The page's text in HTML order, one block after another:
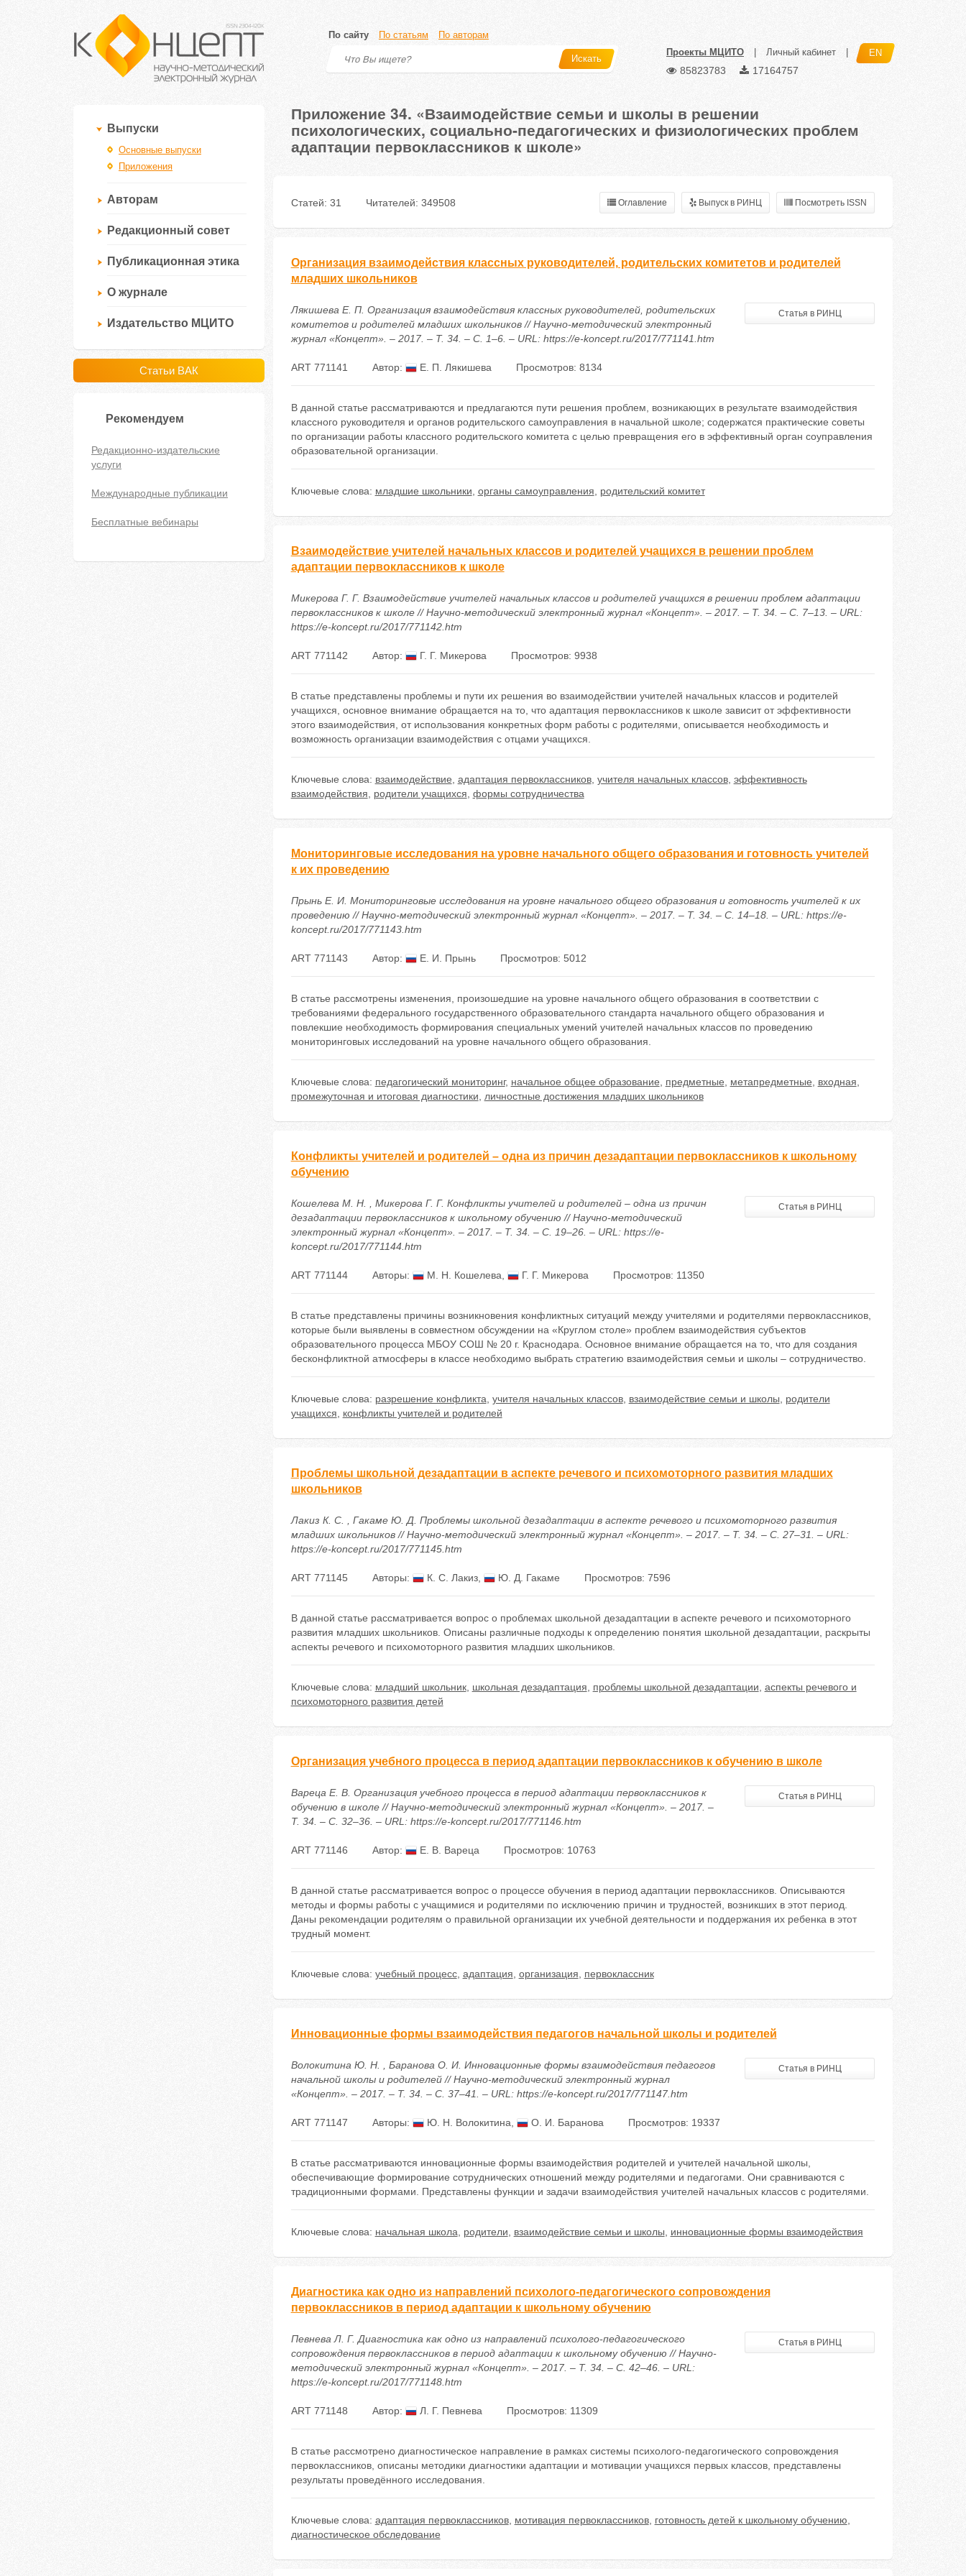
По сайту По статьям По авторам
Искать
Проекты МЦИТО Личный кабинет EN
85823783 17164757
Выпуски
Основные выпуски
Приложения
Авторам
Редакционный совет
Публикационная этика
О журнале
Издательство МЦИТО
Статьи ВАК
Рекомендуем
Редакционно-издательские
услуги
Международные публикации
Бесплатные вебинары
Приложение 34. «Взаимодействие семьи и школы в решении
психологических, социально-педагогических и физиологических проблем
адаптации первоклассников к школе»
Статей: 31 Читателей: 349508 Оглавление Выпуск в РИНЦ Посмотреть ISSN
Организация взаимодействия классных руководителей, родительских комитетов и родителей
младших школьников
Лякишева Е. П. Организация взаимодействия классных руководителей, родительских
комитетов и родителей младших школьников // Научно-методический электронный
журнал «Концепт». – 2017. – Т. 34. – С. 1–6. – URL: https://e-koncept.ru/2017/771141.htm
Статья в РИНЦ
ART 771141 Автор: Е. П. Лякишева Просмотров: 8134
В данной статье рассматриваются и предлагаются пути решения проблем, возникающих в результате взаимодействия
классного руководителя и органов родительского самоуправления в начальной школе; содержатся практические советы
по организации работы классного родительского комитета с целью превращения его в эффективный орган соуправления
образовательной организации.
Ключевые слова: младшие школьники органы самоуправления родительский комитет
Взаимодействие учителей начальных классов и родителей учащихся в решении проблем
адаптации первоклассников к школе
Микерова Г. Г. Взаимодействие учителей начальных классов и родителей учащихся в решении проблем адаптации
первоклассников к школе // Научно-методический электронный журнал «Концепт». – 2017. – Т. 34. – С. 7–13. – URL:
https://e-koncept.ru/2017/771142.htm
ART 771142 Автор: Г. Г. Микерова Просмотров: 9938
В статье представлены проблемы и пути их решения во взаимодействии учителей начальных классов и родителей
учащихся, основное внимание обращается на то, что адаптация первоклассников к школе зависит от эффективности
этого взаимодействия, от использования конкретных форм работы с родителями, описывается необходимость и
возможность организации взаимодействия с отцами учащихся.
Ключевые слова: взаимодействие адаптация первоклассников, учителя начальных классов, эффективность
взаимодействия
родители учащихся формы сотрудничества
Мониторинговые исследования на уровне начального общего образования и готовность учителей
к их проведению
Прынь Е. И. Мониторинговые исследования на уровне начального общего образования и готовность учителей к их
проведению // Научно-методический электронный журнал «Концепт». – 2017. – Т. 34. – С. 14–18. – URL: https://e-
koncept.ru/2017/771143.htm
ART 771143 Автор: Е. И. Прынь Просмотров: 5012
В статье рассмотрены изменения, произошедшие на уровне начального общего образования в соответствии с
требованиями федерального государственного образовательного стандарта начального общего образования и
повлекшие необходимость формирования специальных умений учителей начальных классов по проведению
мониторинговых исследований на уровне начального общего образования.
Ключевые слова: педагогический мониторинг, начальное общее образование предметные метапредметные входная
промежуточная и итоговая диагностики
личностные достижения младших школьников
Конфликты учителей и родителей – одна из причин дезадаптации первоклассников к школьному
обучению
Кошелева М. Н. , Микерова Г. Г. Конфликты учителей и родителей – одна из причин
дезадаптации первоклассников к школьному обучению // Научно-методический
электронный журнал «Концепт». – 2017. – Т. 34. – С. 19–26. – URL: https://e-
koncept.ru/2017/771144.htm
Статья в РИНЦ
ART 771144 Авторы: М. Н. Кошелева Г. Г. Микерова Просмотров: 11350
В статье представлены причины возникновения конфликтных ситуаций между учителями и родителями первоклассников,
которые были выявлены в совместном обсуждении на «Круглом столе» проблем взаимодействия субъектов
образовательного процесса МБОУ СОШ № 20 г. Краснодара. Основное внимание обращается на то, что для создания
бесконфликтной атмосферы в классе необходимо выбрать стратегию взаимодействия семьи и школы – сотрудничество.
Ключевые слова: разрешение конфликта учителя начальных классов, взаимодействие семьи и школы
родители
учащихся
конфликты учителей и родителей
Проблемы школьной дезадаптации в аспекте речевого и психомоторного развития младших
школьников
Лакиз К. С. , Гакаме Ю. Д. Проблемы школьной дезадаптации в аспекте речевого и психомоторного развития
младших школьников // Научно-методический электронный журнал «Концепт». – 2017. – Т. 34. – С. 27–31. – URL:
https://e-koncept.ru/2017/771145.htm
ART 771145 Авторы: К. С. Лакиз, Ю. Д. Гакаме Просмотров: 7596
В данной статье рассматривается вопрос о проблемах школьной дезадаптации в аспекте речевого и психомоторного
развития младших школьников. Описаны различные подходы к определению понятия школьной дезадаптации, раскрыты
аспекты речевого и психомоторного развития младших школьников.
Ключевые слова: младший школьник, школьная дезадаптация проблемы школьной дезадаптации аспекты речевого и
психомоторного развития детей
Организация учебного процесса в период адаптации первоклассников к обучению в школе
Вареца Е. В. Организация учебного процесса в период адаптации первоклассников к
обучению в школе // Научно-методический электронный журнал «Концепт». – 2017. –
Т. 34. – С. 32–36. – URL: https://e-koncept.ru/2017/771146.htm
Статья в РИНЦ
ART 771146 Автор: Е. В. Вареца Просмотров: 10763
В данной статье рассматривается вопрос о процессе обучения в период адаптации первоклассников. Описываются
методы и формы работы с учащимися и родителями по исключению причин и трудностей, возникших в этот период.
Даны рекомендации родителям о правильной организации их учебной деятельности и поддержания их ребенка в этот
трудный момент.
Ключевые слова: учебный процесс, адаптация организация первоклассник
Инновационные формы взаимодействия педагогов начальной школы и родителей
Волокитина Ю. Н. , Баранова О. И. Инновационные формы взаимодействия педагогов
начальной школы и родителей // Научно-методический электронный журнал
«Концепт». – 2017. – Т. 34. – С. 37–41. – URL: https://e-koncept.ru/2017/771147.htm
Статья в РИНЦ
ART 771147 Авторы: Ю. Н. Волокитина О. И. Баранова Просмотров: 19337
В статье рассматриваются инновационные формы взаимодействия родителей и учителей начальной школы,
обеспечивающие формирование сотруднических отношений между родителями и педагогами. Они сравниваются с
традиционными формами. Представлены функции и задачи взаимодействия учителей начальных классов с родителями.
Ключевые слова: начальная школа родители взаимодействие семьи и школы инновационные формы взаимодействия
Диагностика как одно из направлений психолого-педагогического сопровождения
первоклассников в период адаптации к школьному обучению
Певнева Л. Г. Диагностика как одно из направлений психолого-педагогического
сопровождения первоклассников в период адаптации к школьному обучению // Научно-
методический электронный журнал «Концепт». – 2017. – Т. 34. – С. 42–46. – URL:
https://e-koncept.ru/2017/771148.htm
Статья в РИНЦ
ART 771148 Автор: Л. Г. Певнева Просмотров: 11309
В статье рассмотрено диагностическое направление в рамках системы психолого-педагогического сопровождения
первоклассников, описаны методики диагностики адаптации и мотивации учащихся первых классов, представлены
результаты проведённого исследования.
Ключевые слова: адаптация первоклассников, мотивация первоклассников, готовность детей к школьному обучению
диагностическое обследование